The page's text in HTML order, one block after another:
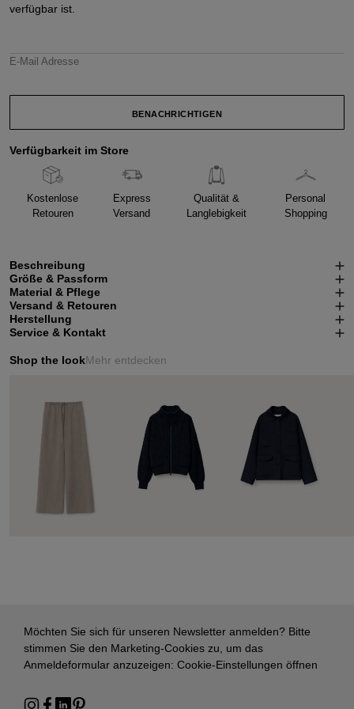
verfügbar ist.
E-Mail Adresse
BENACHRICHTIGEN
Verfügbarkeit im Store
Kostenlose
Retouren
Express
Versand
Qualität &
Langlebigkeit
Personal
Shopping
Beschreibung
Größe & Passform
Material & Pflege
Versand & Retouren
Herstellung
Service & Kontakt
Shop the lookMehr entdecken
Möchten Sie sich für unseren Newsletter anmelden? Bitte
stimmen Sie den Marketing-Cookies zu, um das
Anmeldeformular anzuzeigen: Cookie-Einstellungen öffnen